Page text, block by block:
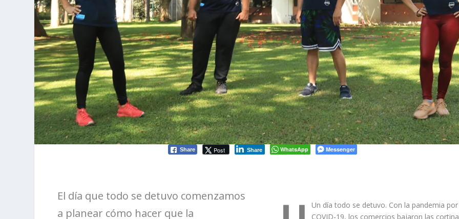
Share Post Share WhatsApp Messenger
El día que todo se detuvo comenzamos
a planear cómo hacer que la
Un día todo se detuvo. Con la pandemia por
COVID-19, los comercios bajaron las